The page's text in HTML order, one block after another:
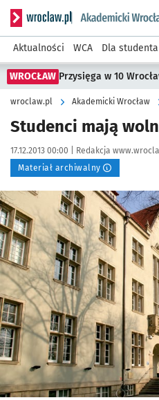
Serwis informacyjny
Aktualności WCA Dla studenta
WROCŁAW Przysięga w 10
wroclaw.pl Akademicki Wrocław
Studenci mają
Data publikacji:
17.12.2013 00:00 | Autor:
Redakcja
Materiał archiwalny
Kliknij, aby powiększyć